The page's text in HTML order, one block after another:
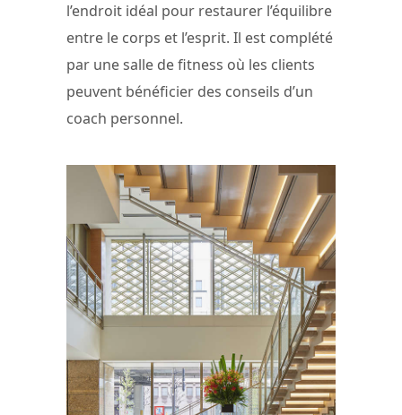
l’endroit idéal pour restaurer l’équilibre
entre le corps et l’esprit. Il est complété
par une salle de fitness où les clients
peuvent bénéficier des conseils d’un
coach personnel.